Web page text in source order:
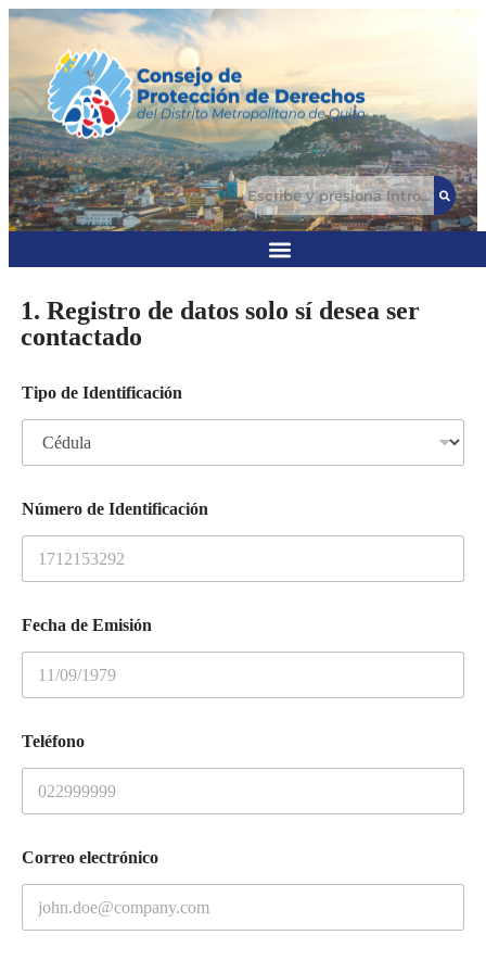
1. Registro de datos solo sí desea ser
contactado
Tipo de Identificación
Número de Identificación
Fecha de Emisión
Teléfono
Correo electrónico